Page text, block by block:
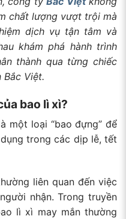
chất lượng vượt trội mà
dịch vụ tận tâm và
khám phá hành trình
thành qua từng chiếc
Việt.
bao lì xì?
một loại “bao đựng” để
trong các dịp lễ, tết
liên quan đến việc
nhận. Trong truyền
lì xì may mắn thường